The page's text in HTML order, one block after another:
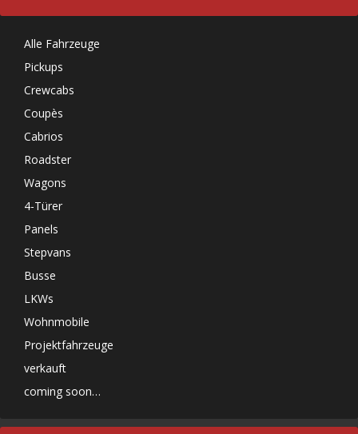
Alle Fahrzeuge
Pickups
Crewcabs
Coupès
Cabrios
Roadster
Wagons
4-Türer
Panels
Stepvans
Busse
LKWs
Wohnmobile
Projektfahrzeuge
verkauft
coming soon…